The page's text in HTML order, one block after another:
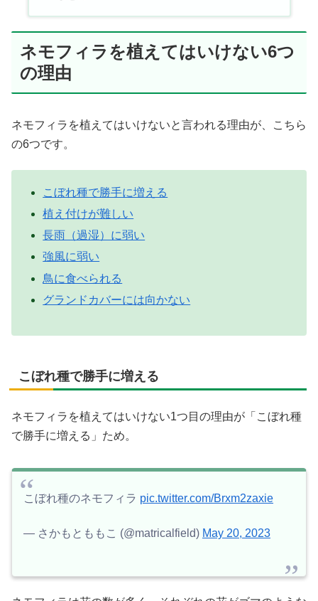
ネモフィラを植えてはいけない6つ
の理由
ネモフィラを植えてはいけないと言われる理由が、こちら
の6つです。
こぼれ種で勝手に増える
植え付けが難しい
長雨（過湿）に弱い
強風に弱い
鳥に食べられる
グランドカバーには向かない
こぼれ種で勝手に増える
ネモフィラを植えてはいけない1つ目の理由が「こぼれ種
で勝手に増える」ため。
こぼれ種のネモフィラ pic.twitter.com/Brxm2zaxie
— さかもとももこ (@matricalfield) May 20, 2023